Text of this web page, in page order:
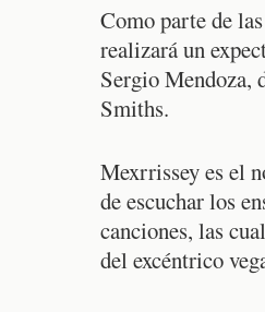
Como parte de
realizará un
Sergio Mendoza,
Smiths.
Mexrrissey es el
de escuchar los
canciones, las
del excéntrico